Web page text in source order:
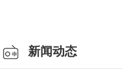
新闻动态